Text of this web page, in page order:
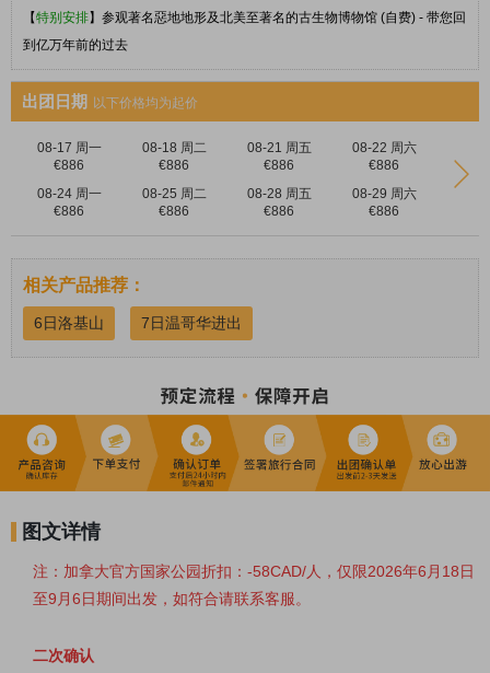
【特别安排】参观著名惡地地形及北美至著名的古生物博物馆 (自费) - 带您回
到亿万年前的过去
出团日期 以下价格均为起价
08-17 周一
€886
08-18 周二
€886
08-21 周五
€886
08-22 周六
€886
08-24 周一
€886
08-25 周二
€886
08-28 周五
€886
08-29 周六
€886
相关产品推荐：
6日洛基山 7日温哥华进出
图文详情
注：加拿大官方国家公园折扣：-58CAD/人，仅限2026年6月18日
至9月6日期间出发，如符合请联系客服。
二次确认